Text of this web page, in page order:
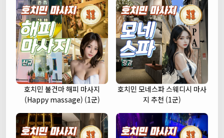
호치민 불건마 해피 마사지
(Happy massage) (1군)
호치민 모네스파 스웨디시 마사
지 추천 (1군)